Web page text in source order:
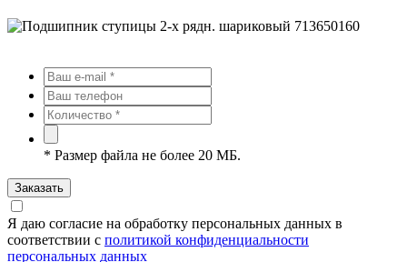
* Размер файла не более 20 МБ.
Заказать
Я даю согласие на обработку персональных данных в
соответствии с политикой конфиденциальности
персональных данных